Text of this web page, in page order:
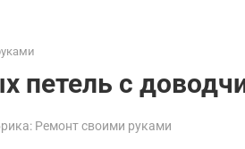
петель с
Ремонт своими руками